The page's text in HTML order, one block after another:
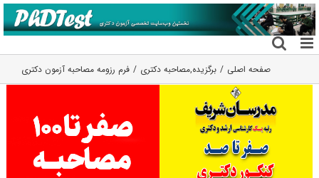
رفتن
به
محتوا
صفحه اصلی برگزیده,مصاحبه دکتری فرم رزومه مصاحبه آزمون دکتری